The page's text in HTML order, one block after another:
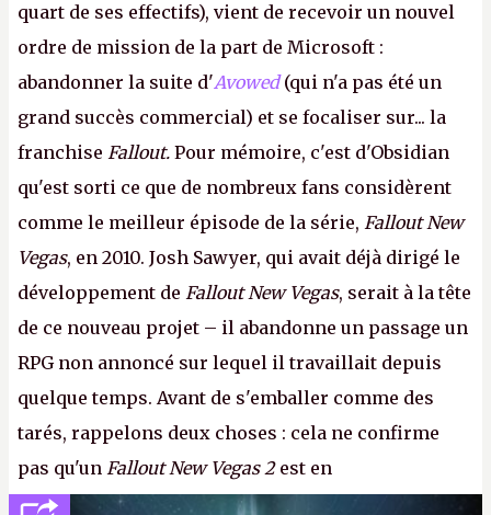
quart de ses effectifs), vient de recevoir un nouvel
ordre de mission de la part de Microsoft :
abandonner la suite d'Avowed(qui n'a pas été un
grand succès commercial) et se focaliser sur... la
franchise Fallout. Pour mémoire, c'est d'Obsidian
qu'est sorti ce que de nombreux fans considèrent
comme le meilleur épisode de la série, Fallout New
Vegas, en 2010. Josh Sawyer, qui avait déjà dirigé le
développement de Fallout New Vegas, serait à la tête
de ce nouveau projet – il abandonne un passage un
RPG non annoncé sur lequel il travaillait depuis
quelque temps. Avant de s'emballer comme des
tarés, rappelons deux choses : cela ne confirme
pas qu'un Fallout New Vegas 2est en
développement (pour ce que l'on sait, ils bossent